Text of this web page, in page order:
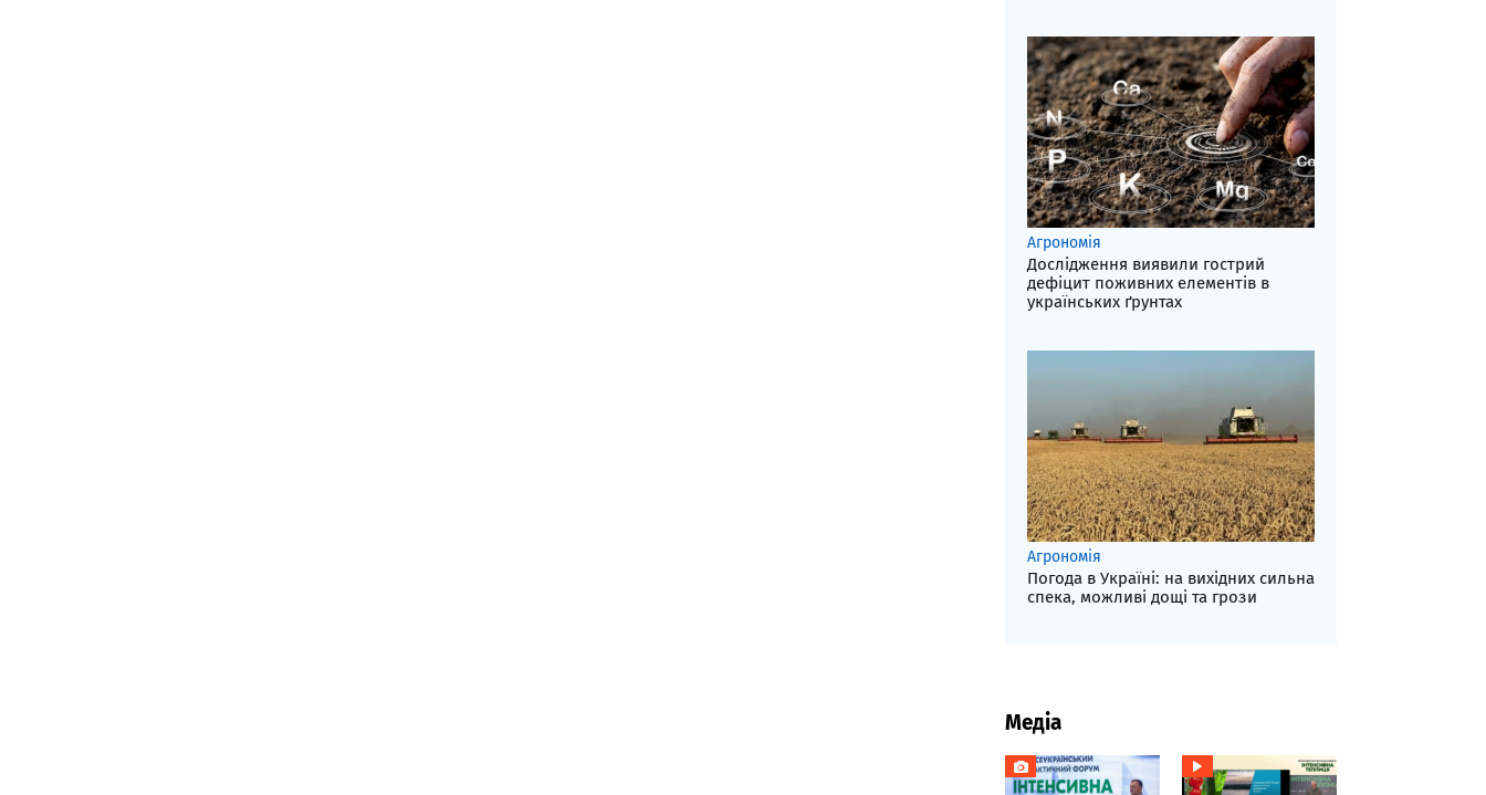
Агрономія
Дослідження виявили гострий
дефіцит поживних елементів в
українських ґрунтах
Агрономія
Погода в Україні: на вихідних сильна
спека, можливі дощі та грози
Медіа